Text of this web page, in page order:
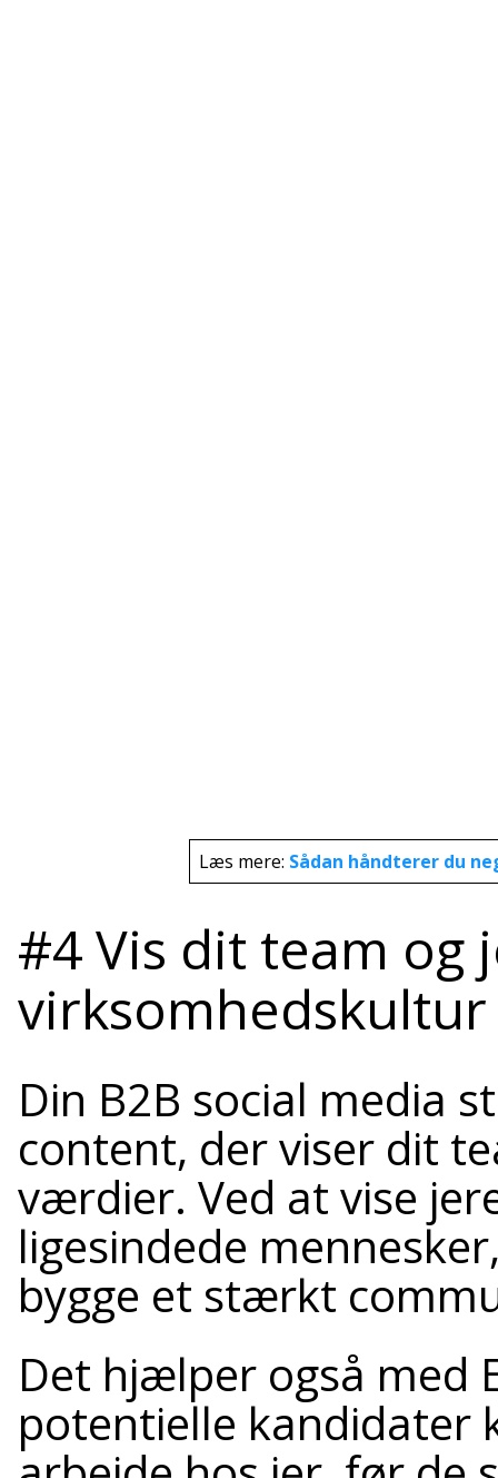
Læs mere: Sådan håndterer du
#4 Vis dit team og
virksomhedskultur
Din B2B social media
content, der viser dit
værdier. Ved at vise
ligesindede
bygge et stærkt
Det hjælper også med
potentielle kandidater